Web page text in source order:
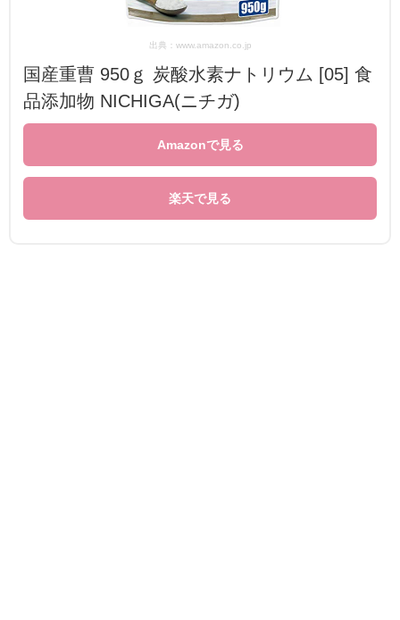
出典：www.amazon.co.jp
国産重曹 950ｇ 炭酸水素ナトリウム [05] 食
品添加物 NICHIGA(ニチガ)
Amazonで見る
楽天で見る